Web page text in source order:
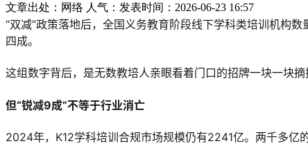
文章出处：网络 人气： 发表时间：2026-06-23 16:57
“双减”政策落地后，全国义务教育阶段线下学科类培训机构
四成。
这组数字背后，是无数教培人亲眼看着门口的招牌一块一块摘
但“锐减9成”不等于行业消亡
2024年，K12学科培训合规市场规模仍有2241亿。两千多亿